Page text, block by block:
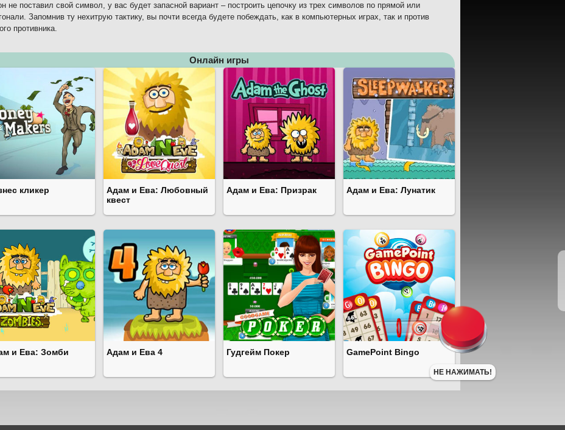
не поставил свой символ, у вас будет запасной вариант – построить цепочку из трех символов по прямой или
Запомнив ту нехитрую тактику, вы почти всегда будете побеждать, как в компьютерных играх, так и против
противника.
Онлайн игры
кликер
Адам и Ева: Любовный
квест
Адам и Ева: Призрак Адам и Ева: Лунатик
и Ева: Зомби Адам и Ева 4 Гудгейм Покер GamePoint Bingo
НЕ НАЖИМАТЬ!